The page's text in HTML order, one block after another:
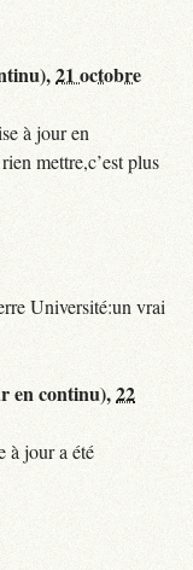
21 octobre
à jour en
mettre,c’est plus
Université:un vrai
en continu),22
à jour a été